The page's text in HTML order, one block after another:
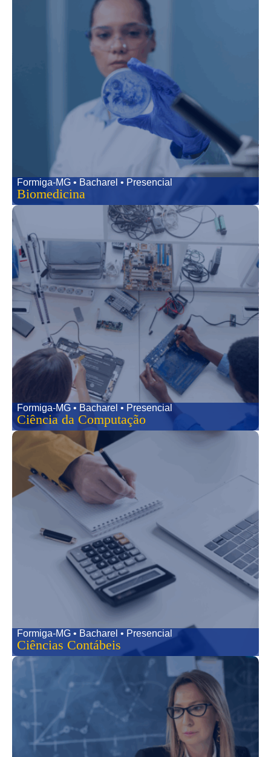
Formiga-MG • Bacharel • Presencial
Biomedicina
Formiga-MG • Bacharel • Presencial
Ciência da Computação
Formiga-MG • Bacharel • Presencial
Ciências Contábeis